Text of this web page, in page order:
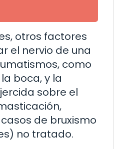
otros factores
el nervio de una
como
boca, y la
sobre el
de bruxismo
no tratado.